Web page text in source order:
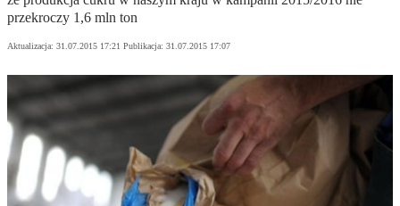
przekroczy 1,6 mln ton
Aktualizacja: 31.07.2015 17:21 Publikacja: 31.07.2015 17:07